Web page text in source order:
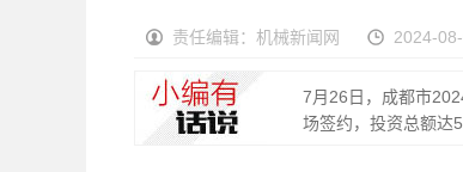
责任编辑：机械新闻网 2024-
7月26日，成都市
场签约，投资总额达